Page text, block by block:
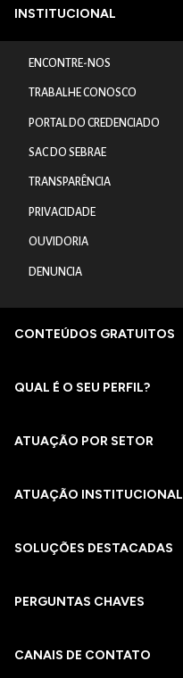
INSTITUCIONAL
ENCONTRE-NOS
TRABALHE CONOSCO
PORTAL DO CREDENCIADO
SAC DO SEBRAE
TRANSPARÊNCIA
PRIVACIDADE
OUVIDORIA
DENUNCIA
CONTEÚDOS GRATUITOS
QUAL É O SEU PERFIL?
ATUAÇÃO POR SETOR
ATUAÇÃO INSTITUCIONAL
SOLUÇÕES DESTACADAS
PERGUNTAS CHAVES​
CANAIS DE CONTATO